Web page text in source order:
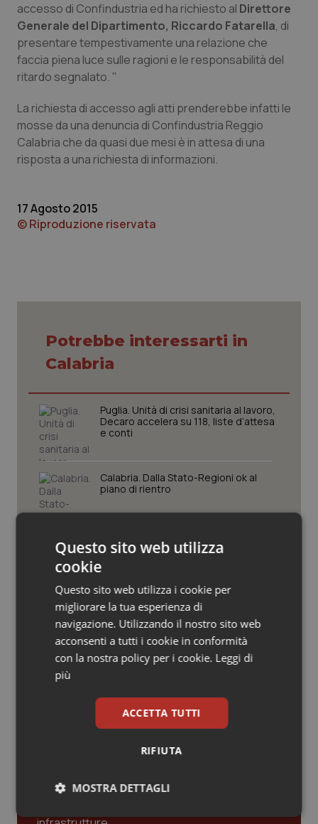
Lazio
Liguria
Lombardia
Marche
Piemonte
Sardegna
Sicilia
Toscana
Umbria
Valle D’Aosta
Veneto
Diabete & glucometri
Disturbi dell’umore
Dolore
Donna & Salute
HIV
Malattia di Crohn & Rettocolite Ulcerosa
Neuroscienze & patologie neurodegenerative
Obesità
Oftalmologia
Oncodermatologia
Oncoematologia
Oncologia & Nutrizione
Psoriasi & pelle
Quotidiano Cardiologia
Quotidiano Oncologia
accesso di Confindustria ed ha richiesto al Direttore
Generale del Dipartimento, Riccardo Fatarella, di
presentare tempestivamente una relazione che
faccia piena luce sulle ragioni e le responsabilità del
ritardo segnalato. "
La richiesta di accesso agli atti prenderebbe infatti le
mosse da una denuncia di Confindustria Reggio
Calabria che da quasi due mesi è in attesa di una
risposta a una richiesta di informazioni.
17 Agosto 2015
© Riproduzione riservata
Potrebbe interessarti in
Calabria
Puglia. Unità di crisi sanitaria al lavoro,
Decaro accelera su 118, liste d’attesa
e conti
Calabria. Dalla Stato-Regioni ok al
piano di rientro
Farmaci. Puglia, dal 3 agosto alert
informatico per segnalare l’esistenza
di un equivalente meno costoso
Influenza. Dal 1° ottobre al via la
campagna vaccinale 2026/2027 in
Lombardia
Ultime analisi e review da QS Pro
Cloud sanitario: infrastrutture,
Questo sito web utilizza
cookie
Questo sito web utilizza i cookie per
migliorare la tua esperienza di
navigazione. Utilizzando il nostro sito web
acconsenti a tutti i cookie in conformità
con la nostra policy per i cookie. Leggi di
più
ACCETTA TUTTI
RIFIUTA
MOSTRA DETTAGLI
Necessari Statistici Marketing